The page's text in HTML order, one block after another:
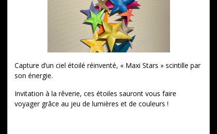
Capture d’un ciel étoilé réinventé, « Maxi Stars » scintille par
son énergie.
Invitation à la rêverie, ces étoiles sauront vous faire
voyager grâce au jeu de lumières et de couleurs !